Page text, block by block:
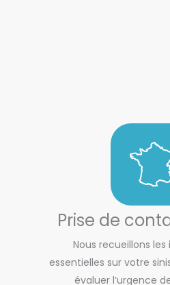
Prise de
Nous recueillons
essentielles sur votre
évaluer l’urgence